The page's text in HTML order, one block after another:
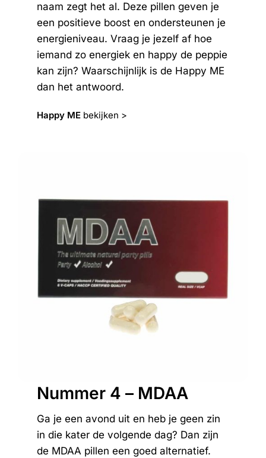
naam zegt het al. Deze pillen geven je
een positieve boost en ondersteunen je
energieniveau. Vraag je jezelf af hoe
iemand zo energiek en happy de peppie
kan zijn? Waarschijnlijk is de Happy ME
dan het antwoord.
Happy MEbekijken >
Nummer 4 – MDAA
Ga je een avond uit en heb je geen zin
in die kater de volgende dag? Dan zijn
de MDAA pillen een goed alternatief.